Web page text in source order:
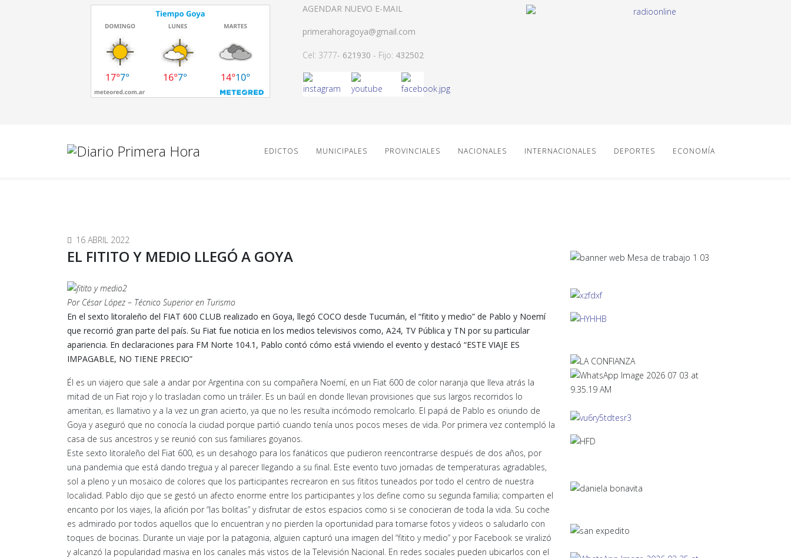
AGENDAR NUEVO E-MAIL
primerahoragoya@gmail.com
Cel: 3777- 621930 - Fijo: 432502
EDICTOS MUNICIPALES PROVINCIALES NACIONALES INTERNACIONALES DEPORTES ECONOMÍA
16 ABRIL 2022
EL FITITO Y MEDIO LLEGÓ A GOYA
Por César López – Técnico Superior en Turismo
En el sexto litoraleño del FIAT 600 CLUB realizado en Goya, llegó COCO desde Tucumán, el “fitito y medio” de Pablo y Noemí
que recorrió gran parte del país. Su Fiat fue noticia en los medios televisivos como, A24, TV Pública y TN por su particular
apariencia. En declaraciones para FM Norte 104.1, Pablo contó cómo está viviendo el evento y destacó “ESTE VIAJE ES
IMPAGABLE, NO TIENE PRECIO”
Él es un viajero que sale a andar por Argentina con su compañera Noemí, en un Fiat 600 de color naranja que lleva atrás la
mitad de un Fiat rojo y lo trasladan como un tráiler. Es un baúl en donde llevan provisiones que sus largos recorridos lo
ameritan, es llamativo y a la vez un gran acierto, ya que no les resulta incómodo remolcarlo. El papá de Pablo es oriundo de
Goya y aseguró que no conocía la ciudad porque partió cuando tenía unos pocos meses de vida. Por primera vez contempló la
casa de sus ancestros y se reunió con sus familiares goyanos.
Este sexto litoraleño del Fiat 600, es un desahogo para los fanáticos que pudieron reencontrarse después de dos años, por
una pandemia que está dando tregua y al parecer llegando a su final. Este evento tuvo jornadas de temperaturas agradables,
sol a pleno y un mosaico de colores que los participantes recrearon en sus fititos tuneados por todo el centro de nuestra
localidad. Pablo dijo que se gestó un afecto enorme entre los participantes y los define como su segunda familia; comparten el
encanto por los viajes, la afición por “las bolitas” y disfrutar de estos espacios como si se conocieran de toda la vida. Su coche
es admirado por todos aquellos que lo encuentran y no pierden la oportunidad para tomarse fotos y videos o saludarlo con
toques de bocinas. Durante un viaje por la patagonia, alguien capturó una imagen del “fitito y medio” y por Facebook se viralizó
y alcanzó la popularidad masiva en los canales más vistos de la Televisión Nacional. En redes sociales pueden ubicarlos con el